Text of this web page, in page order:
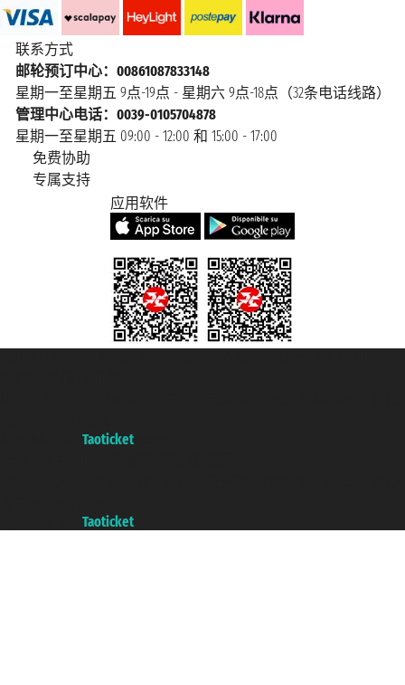
联系方式
邮轮预订中心：00861087833148
星期一至星期五 9点-19点 - 星期六 9点-18点（32条电话线路）
管理中心电话：0039-0105704878
星期一至星期五 09:00 - 12:00 和 15:00 - 17:00
免费协助
专属支持
应用软件
Taoticket
Taoticket